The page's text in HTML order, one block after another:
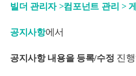
빌더 관리자 >컴포넌트 관리 >
공지사항에서
공지사항 내용을 등록/수정 진